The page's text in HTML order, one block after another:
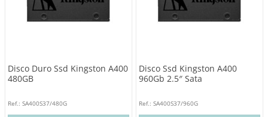
Disco Duro Ssd Kingston A400
480GB
Ref.: SA400S37/480G
Disco Ssd Kingston A400
960Gb 2.5″ Sata
Ref.: SA400S37/960G